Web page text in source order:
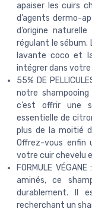
apaiser les cuirs
d’agents dermo-
d’origine
régulant le sébum.
lavante coco et
intégrer dans votre
55% DE
notre
c’est offrir une
essentielle de
plus de la moitié
Offrez-vous enfin
votre cuir chevelu
FORMULE
aminés, ce
durablement. Il
recherchant un